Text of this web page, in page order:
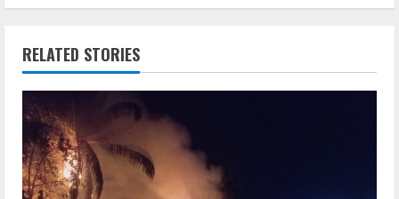
RELATED STORIES